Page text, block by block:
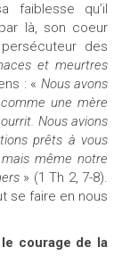
faiblesse qu’il
là, son coeur
des
et meurtres
: « Nous avons
une mère
Nous avions
prêts à vous
même notre
» (1 Th 2, 7-8).
se faire en nous
courage de la